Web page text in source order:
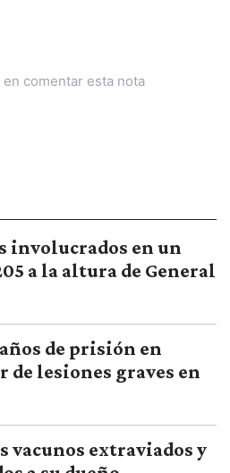
comentar esta nota
involucrados en un
a la altura de General
de prisión en
de lesiones graves en
vacunos extraviados y